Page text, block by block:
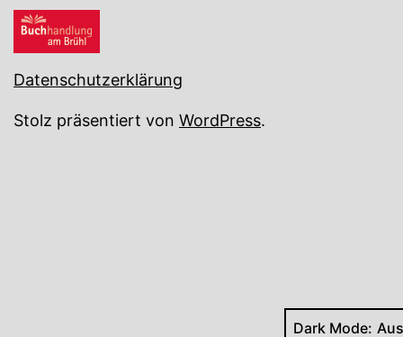
Datenschutzerklärung
Stolz präsentiert von WordPress.
Dark Mode: